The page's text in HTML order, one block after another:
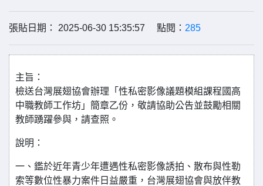
張貼日期： 2025-06-30 15:35:57 點閱： 285
主旨：
檢送台灣展翅協會辦理「性私密影像議題模組課程國高
中職教師工作坊」簡章乙份，敬請協助公告並鼓勵相關
教師踴躍參與，請查照。
說明：
一、鑑於近年青少年遭遇性私密影像誘拍、散布與性勒
索等數位性暴力案件日益嚴重，台灣展翅協會與放伴教